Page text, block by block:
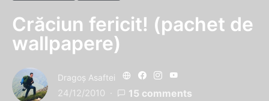
Crăciun fericit! (pachet de
wallpapere)
Dragoş Asaftei
24/12/2010 15 comments